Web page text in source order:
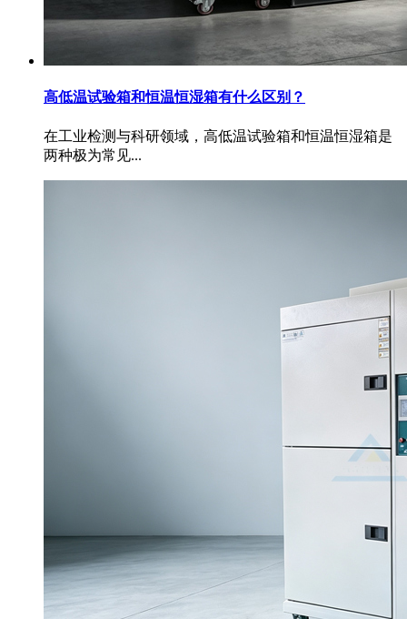
高低温试验箱和恒温恒湿箱有什么区别？
在工业检测与科研领域，高低温试验箱和恒温恒湿箱是
两种极为常见...